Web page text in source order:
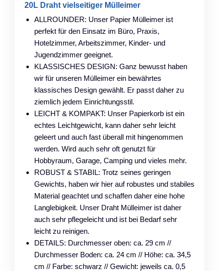
20L Draht vielseitiger Mülleimer
ALLROUNDER: Unser Papier Mülleimer ist
perfekt für den Einsatz im Büro, Praxis,
Hotelzimmer, Arbeitszimmer, Kinder- und
Jugendzimmer geeignet.
KLASSISCHES DESIGN: Ganz bewusst haben
wir für unseren Mülleimer ein bewährtes
klassisches Design gewählt. Er passt daher zu
ziemlich jedem Einrichtungsstil.
LEICHT & KOMPAKT: Unser Papierkorb ist ein
echtes Leichtgewicht, kann daher sehr leicht
geleert und auch fast überall mit hingenommen
werden. Wird auch sehr oft genutzt für
Hobbyraum, Garage, Camping und vieles mehr.
ROBUST & STABIL: Trotz seines geringen
Gewichts, haben wir hier auf robustes und stabiles
Material geachtet und schaffen daher eine hohe
Langlebigkeit. Unser Draht Mülleimer ist daher
auch sehr pflegeleicht und ist bei Bedarf sehr
leicht zu reinigen.
DETAILS: Durchmesser oben: ca. 29 cm //
Durchmesser Boden: ca. 24 cm // Höhe: ca. 34,5
cm // Farbe: schwarz // Gewicht: jeweils ca. 0,5